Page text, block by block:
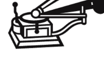
[DECCA] C.カーゾン(pf)
A.ボールト指揮ロンド
ンpo. / ラフマニノ
フ:Pf協奏曲2番Op.18
¥ 5,500